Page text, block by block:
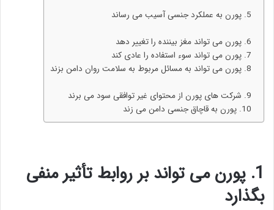
5. پورن به عملکرد جنسی آسیب می رساند
6. پورن می تواند مغز بیننده را تغییر دهد
7. پورن می تواند سوء استفاده را عادی کند
8. پورن می تواند به مسائل مربوط به سلامت روان دامن بزند
9. شرکت های پورن از محتوای غیر توافقی سود می برند
10. پورن به قاچاق جنسی دامن می زند
1
. پورن می تواند بر روابط تأثیر منفی
بگذارد